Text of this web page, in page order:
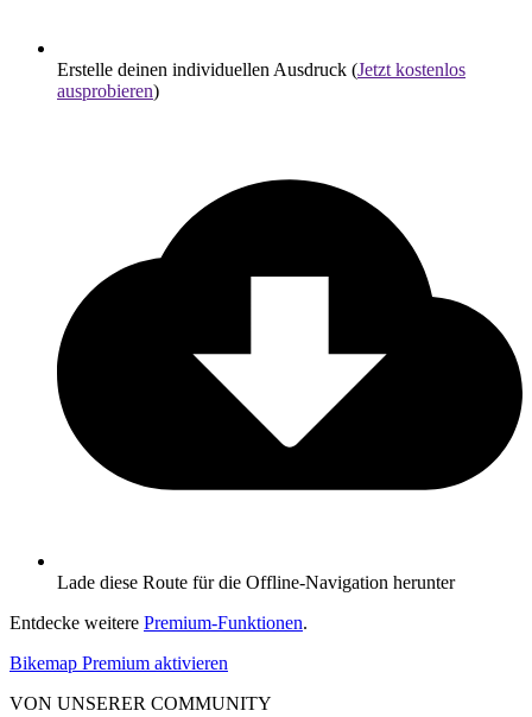
Erstelle deinen individuellen Ausdruck (Jetzt kostenlos
ausprobieren)
Lade diese Route für die Offline-Navigation herunter
Entdecke weitere Premium-Funktionen.
Bikemap Premium aktivieren
VON UNSERER COMMUNITY